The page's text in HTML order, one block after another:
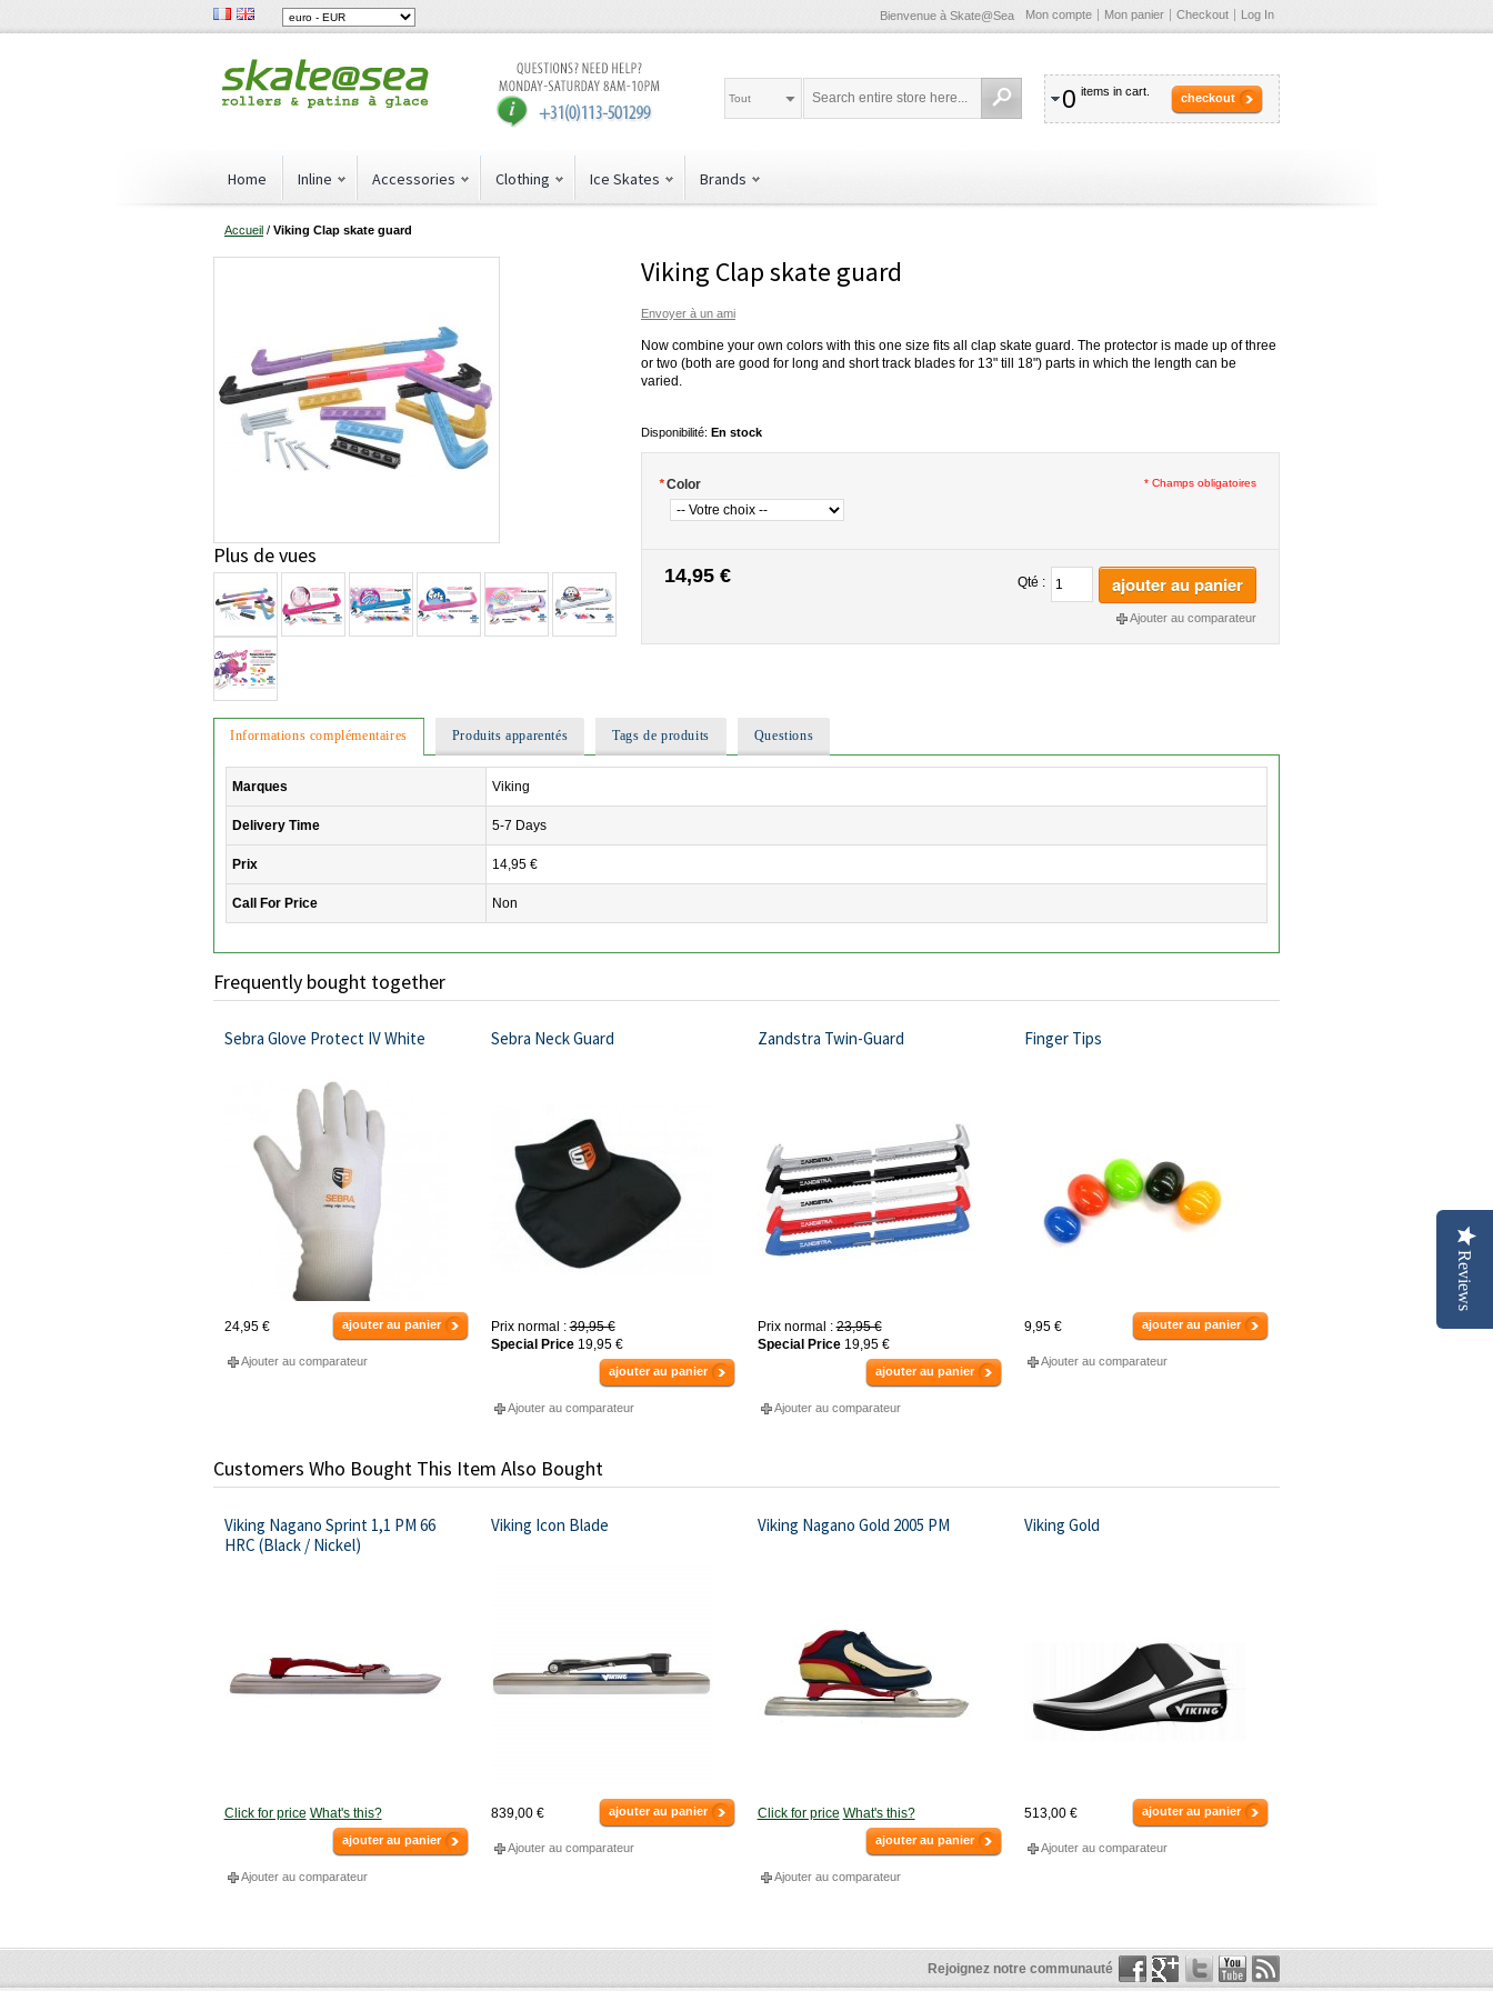
Bienvenue à Skate@Sea Mon compte Mon panier Checkout Log In
0 items in cart. checkout
Tout
Home Inline Accessories Clothing Ice Skates Brands
Accueil / Viking Clap skate guard
Viking Clap skate guard
Envoyer à un ami
Now combine your own colors with this one size fits all clap skate guard. The protector is made up of three
or two (both are good for long and short track blades for 13" till 18") parts in which the length can be
varied.
Disponibilité: En stock
*Color * Champs obligatoires
14,95 € Qté : ajouter au panier
Ajouter au comparateur
Plus de vues
Informations complémentaires Produits apparentés Tags de produits Questions
Marques Viking
Delivery Time 5-7 Days
Prix 14,95 €
Call For Price Non
Frequently bought together
Sebra Glove Protect IV White
24,95 € ajouter au panier
Ajouter au comparateur
Sebra Neck Guard
Prix normal : 39,95 €
Special Price 19,95 €
ajouter au panier
Ajouter au comparateur
Zandstra Twin-Guard
Prix normal : 23,95 €
Special Price 19,95 €
ajouter au panier
Ajouter au comparateur
Finger Tips
9,95 € ajouter au panier
Ajouter au comparateur
Customers Who Bought This Item Also Bought
Viking Nagano Sprint 1,1 PM 66
HRC (Black / Nickel)
Click for price What's this?
ajouter au panier
Ajouter au comparateur
Viking Icon Blade
839,00 € ajouter au panier
Ajouter au comparateur
Viking Nagano Gold 2005 PM
Click for price What's this?
ajouter au panier
Ajouter au comparateur
Viking Gold
513,00 € ajouter au panier
Ajouter au comparateur
Rejoignez notre communauté
Reviews